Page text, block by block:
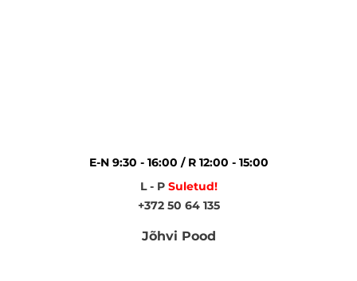
E-N 9:30 - 16:00 / R 12:00 - 15:00
L - P Suletud!
+372 50 64 135
Jõhvi Pood